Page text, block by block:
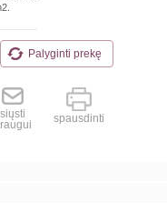
Palyginti prekę
siųsti
spausdinti